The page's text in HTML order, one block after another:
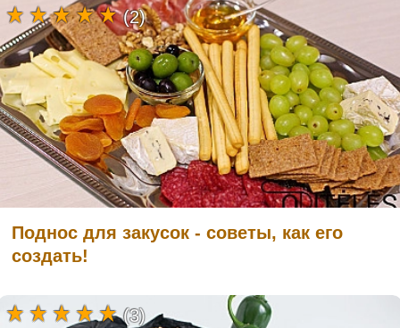
Поднос для закусок - советы, как его
создать!
(2)
(3)